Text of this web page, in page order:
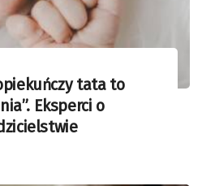
tata to
Eksperci o